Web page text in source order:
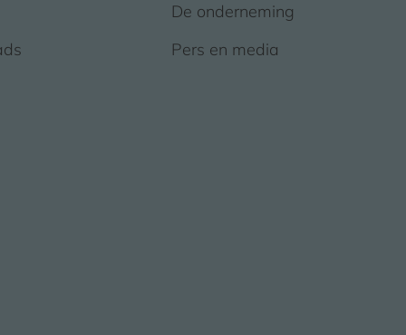
De onderneming
Pers en media